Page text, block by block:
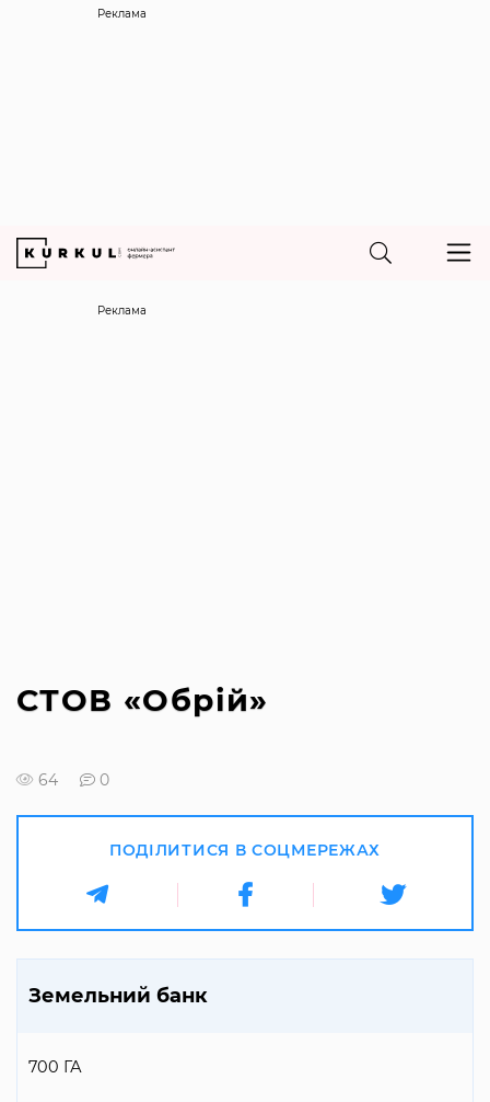
Реклама
СТОВ «Обрій»
64 0
ПОДІЛИТИСЯ В СОЦМЕРЕЖАХ
Земельний банк
700 ГА
Реклама